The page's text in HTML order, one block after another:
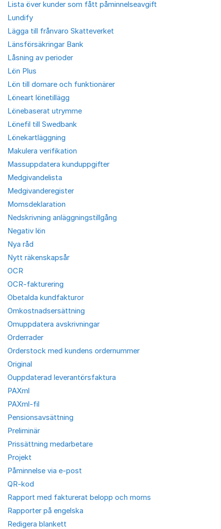
Lista över kunder som fått påminnelseavgift
Lundify
Lägga till frånvaro Skatteverket
Länsförsäkringar Bank
Låsning av perioder
Lön Plus
Lön till domare och funktionärer
Löneart lönetillägg
Lönebaserat utrymme
Lönefil till Swedbank
Lönekartläggning
Makulera verifikation
Massuppdatera kunduppgifter
Medgivandelista
Medgivanderegister
Momsdeklaration
Nedskrivning anläggningstillgång
Negativ lön
Nya råd
Nytt räkenskapsår
OCR
OCR-fakturering
Obetalda kundfakturor
Omkostnadsersättning
Omuppdatera avskrivningar
Orderrader
Orderstock med kundens ordernummer
Original
Ouppdaterad leverantörsfaktura
PAXml
PAXml-fil
Pensionsavsättning
Preliminär
Prissättning medarbetare
Projekt
Påminnelse via e-post
QR-kod
Rapport med fakturerat belopp och moms
Rapporter på engelska
Redigera blankett